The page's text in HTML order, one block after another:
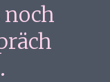
noch